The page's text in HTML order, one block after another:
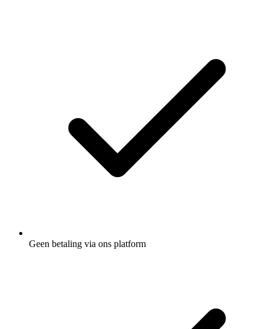
Geen betaling via ons platform